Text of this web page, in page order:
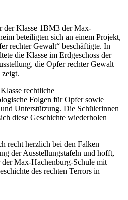
der Klasse 1BM3 der Max-
beteiligten sich an einem Projekt,
rechter Gewalt“ beschäftigte. In
die Klasse im Erdgeschoss der
die Opfer rechter Gewalt
zeigt.
rechtliche
Folgen für Opfer sowie
Unterstützung. Die Schülerinnen
diese Geschichte wiederholen
recht herzlich bei den Falken
der Ausstellungstafeln und hofft,
Max-Hachenburg-Schule mit
des rechten Terrors in